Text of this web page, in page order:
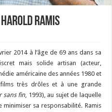
Ramis
2014 à l’âge de 69 ans dans sa
mais solide artisan (acteur,
américaine des années 1980 et
très drôles et à une grande
sans fin, 1993), au sujet de laquelle
sa responsabilité. Ramis